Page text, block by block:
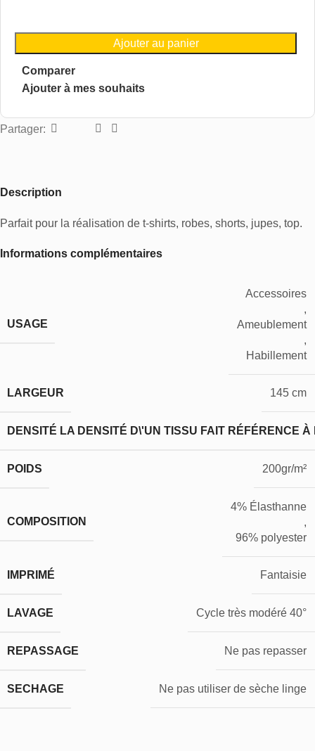
Ajouter au panier
Comparer
Ajouter à mes souhaits
Partager:
Description
Parfait pour la réalisation de t-shirts, robes, shorts, jupes, top.
Informations complémentaires
USAGE
Accessoires
,
Ameublement
,
Habillement
LARGEUR 145 cm
DENSITÉ LA DENSITÉ D\'UN TISSU FAIT RÉFÉRENCE
POIDS 200gr/m²
COMPOSITION
4% Élasthanne
,
96% polyester
IMPRIMÉ Fantaisie
LAVAGE Cycle très modéré 40°
REPASSAGE Ne pas repasser
SECHAGE Ne pas utiliser de sèche linge